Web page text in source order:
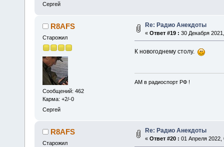
Сергей
R8AFS
Старожил
Сообщений: 462
Карма: +2/-0
Сергей
Re: Радио Анекдоты
« Ответ #19 : 30 Декабря
К новогоднему столу.
АМ в радиоспорт РФ !
R8AFS
Старожил
Re: Радио Анекдоты
« Ответ #20 : 01 Апреля 2022,